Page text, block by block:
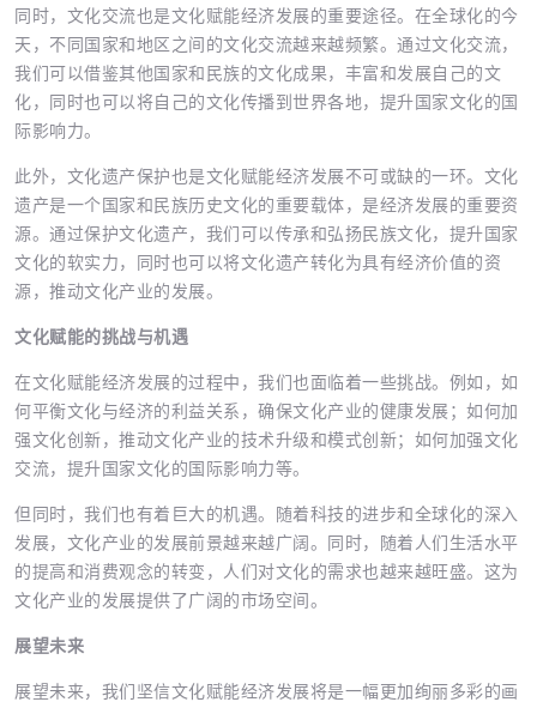
同时，文化交流也是文化赋能经济发展的重要途径。在全球化的今
天，不同国家和地区之间的文化交流越来越频繁。通过文化交流，
我们可以借鉴其他国家和民族的文化成果，丰富和发展自己的文
化，同时也可以将自己的文化传播到世界各地，提升国家文化的国
际影响力。
此外，文化遗产保护也是文化赋能经济发展不可或缺的一环。文化
遗产是一个国家和民族历史文化的重要载体，是经济发展的重要资
源。通过保护文化遗产，我们可以传承和弘扬民族文化，提升国家
文化的软实力，同时也可以将文化遗产转化为具有经济价值的资
源，推动文化产业的发展。
文化赋能的挑战与机遇
在文化赋能经济发展的过程中，我们也面临着一些挑战。例如，如
何平衡文化与经济的利益关系，确保文化产业的健康发展；如何加
强文化创新，推动文化产业的技术升级和模式创新；如何加强文化
交流，提升国家文化的国际影响力等。
但同时，我们也有着巨大的机遇。随着科技的进步和全球化的深入
发展，文化产业的发展前景越来越广阔。同时，随着人们生活水平
的提高和消费观念的转变，人们对文化的需求也越来越旺盛。这为
文化产业的发展提供了广阔的市场空间。
展望未来
展望未来，我们坚信文化赋能经济发展将是一幅更加绚丽多彩的画